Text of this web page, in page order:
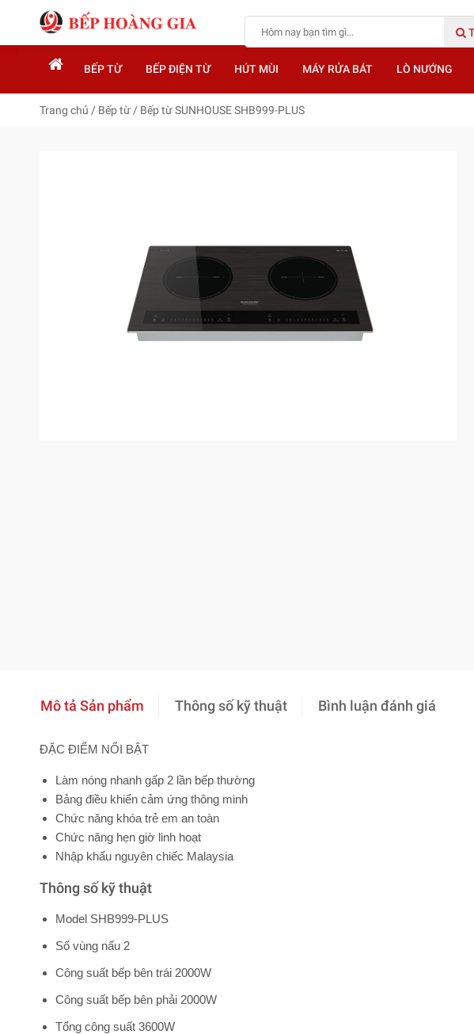
BẾP TỪ BẾP ĐIỆN TỪ HÚT MÙI MÁY RỬA BÁT LÒ NƯỚNG
Trang chủ / Bếp từ / Bếp từ SUNHOUSE SHB999-PLUS
Mô tả Sản phẩm Thông số kỹ thuật Bình luận đánh giá
ĐẶC ĐIỂM NỔI BẬT
Làm nóng nhanh gấp 2 lần bếp thường
Bảng điều khiển cảm ứng thông minh
Chức năng khóa trẻ em an toàn
Chức năng hẹn giờ linh hoạt
Nhập khẩu nguyên chiếc Malaysia
Thông số kỹ thuật
Model SHB999-PLUS
Số vùng nấu 2
Công suất bếp bên trái 2000W
Công suất bếp bên phải 2000W
Tổng công suất 3600W